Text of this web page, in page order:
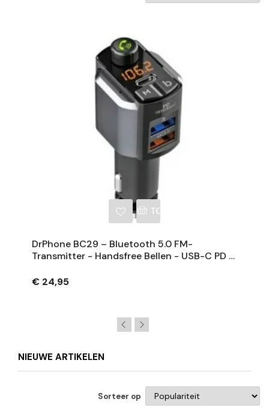
TOEVOEGEN AAN
DrPhone BC29 – Bluetooth 5.0 FM-
Transmitter - Handsfree Bellen - USB-C PD &
Beveiliging
€ 24,95
NIEUWE ARTIKELEN
Sorteer op